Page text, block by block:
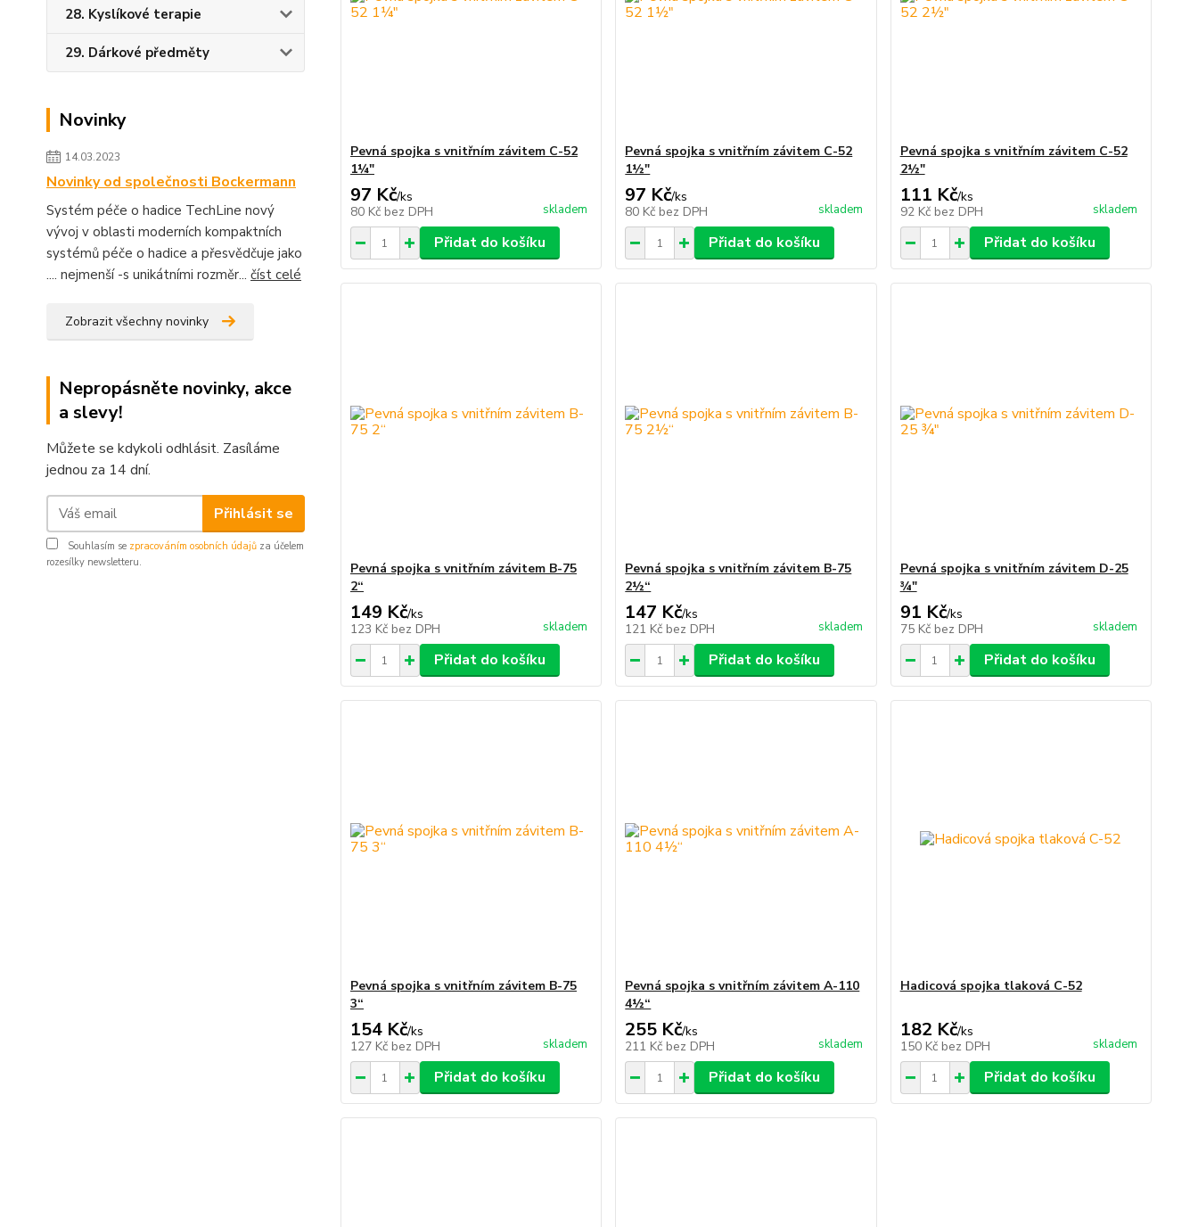
28. Kyslíkové terapie
29. Dárkové předměty
Novinky
14.03.2023
Novinky od společnosti Bockermann
Systém péče o hadice TechLine nový
vývoj v oblasti moderních kompaktních
systémů péče o hadice a přesvědčuje jako
.... nejmenší -s unikátními rozměr... číst celé
Zobrazit všechny novinky
Nepropásněte novinky, akce
a slevy!
Můžete se kdykoli odhlásit. Zasíláme
jednou za 14 dní.
Přihlásit se
Souhlasím se zpracováním osobních údajů za účelem
rozesílky newsletteru.
Pevná spojka s vnitřním závitem C-52
1¼"
97 Kč/ks
80 Kč bez DPH skladem
Přidat do košíku
Pevná spojka s vnitřním závitem C-52
1½"
97 Kč/ks
80 Kč bez DPH skladem
Přidat do košíku
Pevná spojka s vnitřním závitem C-52
2½"
111 Kč/ks
92 Kč bez DPH skladem
Přidat do košíku
Pevná spojka s vnitřním závitem B-75
2“
149 Kč/ks
123 Kč bez DPH skladem
Přidat do košíku
Pevná spojka s vnitřním závitem B-75
2½“
147 Kč/ks
121 Kč bez DPH skladem
Přidat do košíku
Pevná spojka s vnitřním závitem D-25
¾"
91 Kč/ks
75 Kč bez DPH skladem
Přidat do košíku
Pevná spojka s vnitřním závitem B-75
3“
154 Kč/ks
127 Kč bez DPH skladem
Přidat do košíku
Pevná spojka s vnitřním závitem A-110
4½“
255 Kč/ks
211 Kč bez DPH skladem
Přidat do košíku
Hadicová spojka tlaková C-52
182 Kč/ks
150 Kč bez DPH skladem
Přidat do košíku